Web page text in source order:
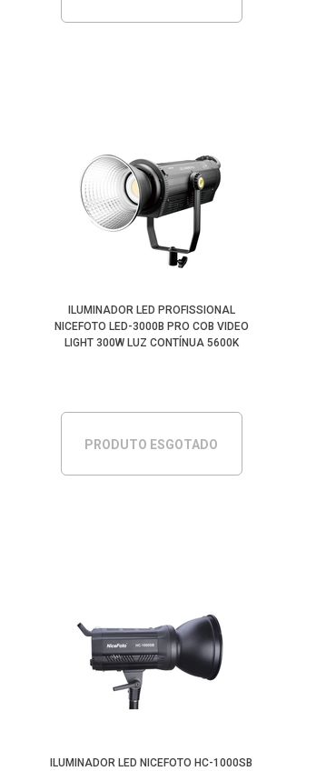
ILUMINADOR LED PROFISSIONAL
NICEFOTO LED-3000B PRO COB VIDEO
LIGHT 300W LUZ CONTÍNUA 5600K
PRODUTO ESGOTADO
ILUMINADOR LED NICEFOTO HC-1000SB